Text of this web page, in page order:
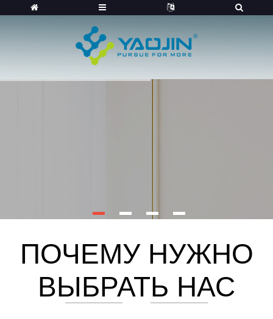
ПОЧЕМУ НУЖНО
ВЫБРАТЬ НАС